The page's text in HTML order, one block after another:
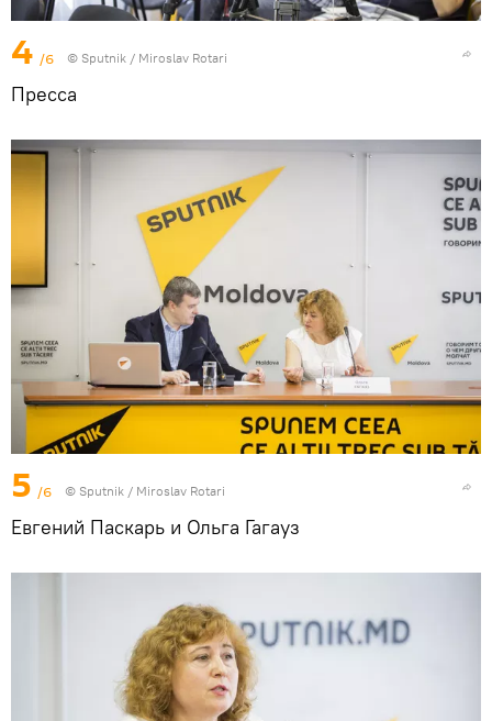
4 /6 © Sputnik / Miroslav Rotari
Пресса
5 /6 © Sputnik / Miroslav Rotari
Евгений Паскарь и Ольга Гагауз